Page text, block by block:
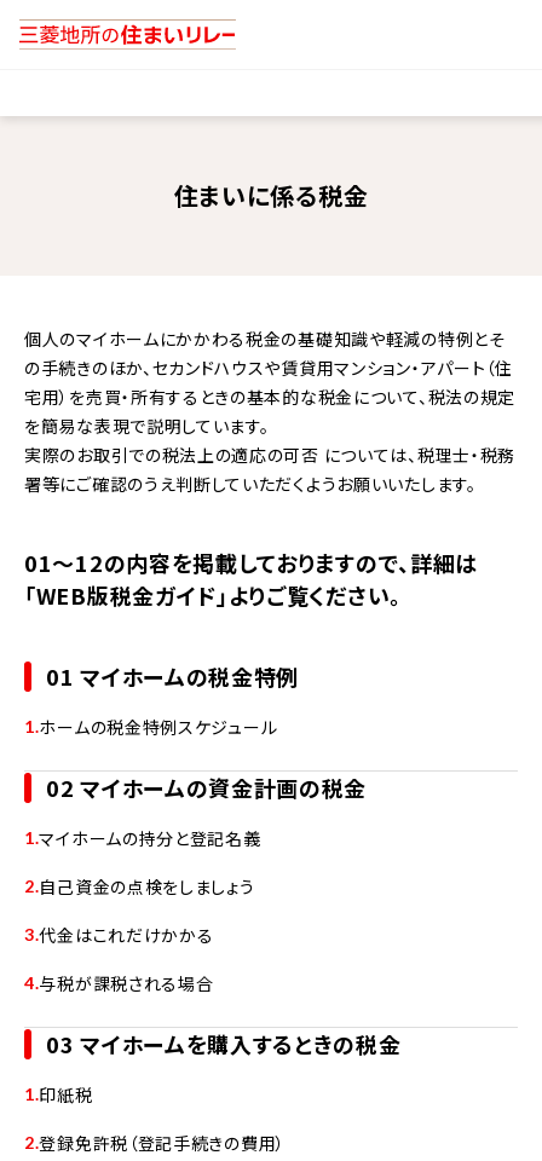
住まいに係る税金
個人のマイホームにかかわる税金の基礎知識や軽減の特例とそ
の手続きのほか、セカンドハウスや賃貸用マンション・アパート（住
宅用）を売買・所有するときの基本的な税金について、税法の規定
を簡易な表現で説明しています。
実際のお取引での税法上の適応の可否 については、税理士・税務
署等にご確認のうえ判断していただくようお願いいたします。
01～12の内容を掲載しておりますので、詳細は
「WEB版税金ガイド」よりご覧ください。
01 マイホームの税金特例
ホームの税金特例スケジュール
02 マイホームの資金計画の税金
マイホームの持分と登記名義
自己資金の点検をしましょう
代金はこれだけかかる
与税が課税される場合
03 マイホームを購入するときの税金
印紙税
登録免許税（登記手続きの費用）